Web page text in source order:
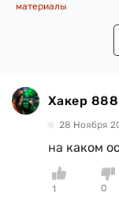
материалы
Хакер
28 Ноября
на каком
1
0